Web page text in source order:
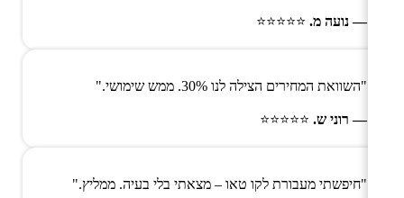
— נועה מ. ⭐⭐⭐⭐⭐
"השוואת המחירים הצילה לנו 30%. ממש שימושי."
— רוני ש. ⭐⭐⭐⭐⭐
"חיפשתי מעבורת לקו טאו – מצאתי בלי בעיה. ממליץ."